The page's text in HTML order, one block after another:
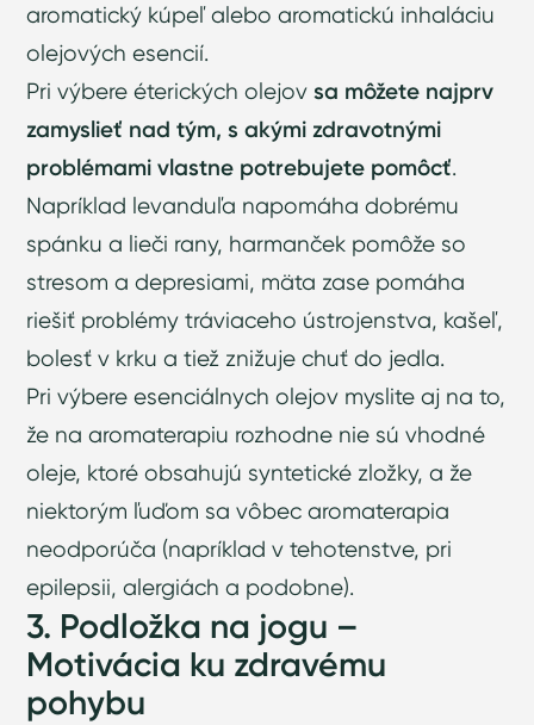
aromatický kúpeľ alebo aromatickú inhaláciu
olejových esencií.
Pri výbere éterických olejov sa môžete najprv
zamyslieť nad tým, s akými zdravotnými
problémami vlastne potrebujete pomôcť.
Napríklad levanduľa napomáha dobrému
spánku a lieči rany, harmanček pomôže so
stresom a depresiami, mäta zase pomáha
riešiť problémy tráviaceho ústrojenstva, kašeľ,
bolesť v krku a tiež znižuje chuť do jedla.
Pri výbere esenciálnych olejov myslite aj na to,
že na aromaterapiu rozhodne nie sú vhodné
oleje, ktoré obsahujú syntetické zložky, a že
niektorým ľuďom sa vôbec aromaterapia
neodporúča (napríklad v tehotenstve, pri
epilepsii, alergiách a podobne).
3. Podložka na jogu –
Motivácia ku zdravému
pohybu